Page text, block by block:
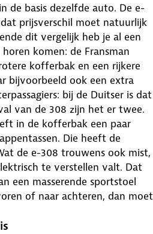
de basis dezelfde auto. De e-
prijsverschil moet natuurlijk
dit vergelijk heb je al een
komen: de Fransman
kofferbak en een rijkere
bijvoorbeeld ook een extra
bij de Duitser is dat
van de 308 zijn het er twee.
in de kofferbak een paar
Die heeft de
de e-308 trouwens ook mist,
te verstellen valt. Dat
een masserende sportstoel
of naar achteren, dan moet